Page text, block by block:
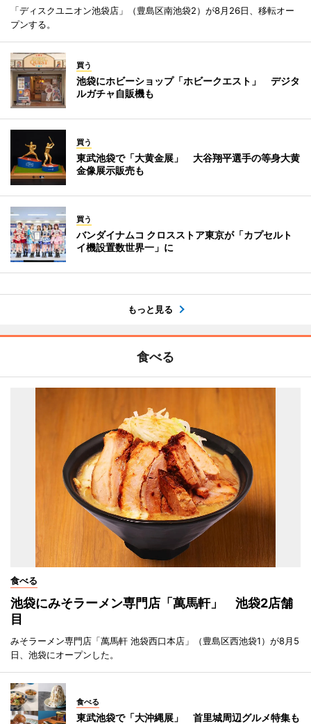
「ディスクユニオン池袋店」（豊島区南池袋2）が8月26日、移転オー
プンする。
買う
池袋にホビーショップ「ホビークエスト」 デジタ
ルガチャ自販機も
買う
東武池袋で「大黄金展」 大谷翔平選手の等身大黄
金像展示販売も
買う
バンダイナムコ クロスストア東京が「カプセルト
イ機設置数世界一」に
もっと見る
食べる
食べる
池袋にみそラーメン専門店「萬馬軒」 池袋2店舗
目
みそラーメン専門店「萬馬軒 池袋西口本店」（豊島区西池袋1）が8月5
日、池袋にオープンした。
食べる
東武池袋で「大沖縄展」 首里城周辺グルメ特集も